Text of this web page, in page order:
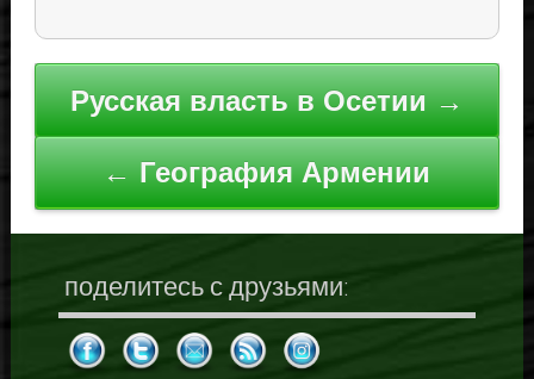
Навигация
по
записям
Русская власть в Осетии →
← География Армении
поделитесь с друзьями: